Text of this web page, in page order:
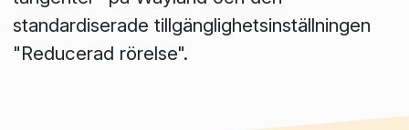
standardiserade tillgänglighetsinställningen
"Reducerad rörelse".